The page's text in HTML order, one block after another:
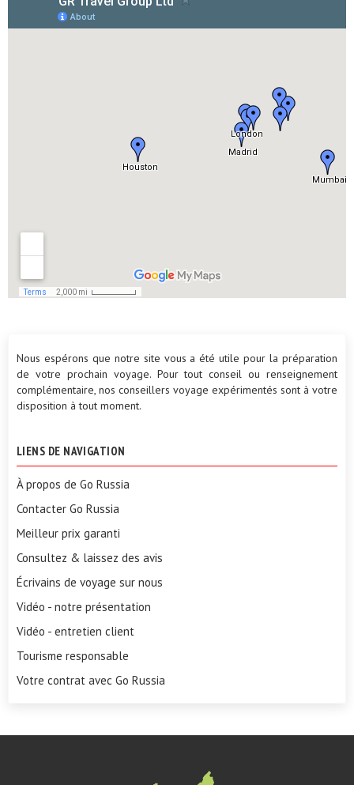
Nous espérons que notre site vous a été utile pour la préparation
de votre prochain voyage. Pour tout conseil ou renseignement
complémentaire, nos conseillers voyage expérimentés sont à votre
disposition à tout moment.
LIENS DE NAVIGATION
À propos de Go Russia
Contacter Go Russia
Meilleur prix garanti
Consultez & laissez des avis
Écrivains de voyage sur nous
Vidéo - notre présentation
Vidéo - entretien client
Tourisme responsable
Votre contrat avec Go Russia